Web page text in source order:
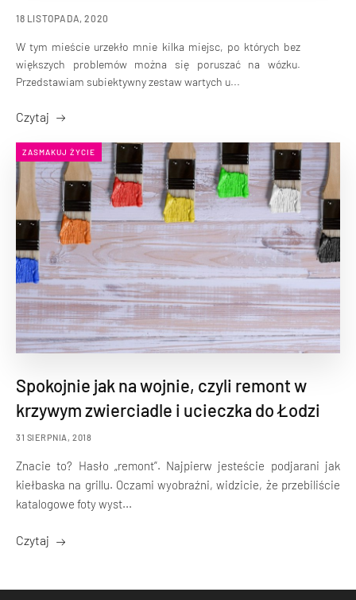
18 LISTOPADA, 2020
W tym mieście urzekło mnie kilka miejsc, po których bez
większych problemów można się poruszać na wózku.
Przedstawiam subiektywny zestaw wartych u...
Czytaj
ZASMAKUJ ŻYCIE
Spokojnie jak na wojnie, czyli remont w
krzywym zwierciadle i ucieczka do Łodzi
31 SIERPNIA, 2018
Znacie to? Hasło „remont”. Najpierw jesteście podjarani jak
kiełbaska na grillu. Oczami wyobraźni, widzicie, że przebiliście
katalogowe foty wyst...
Czytaj